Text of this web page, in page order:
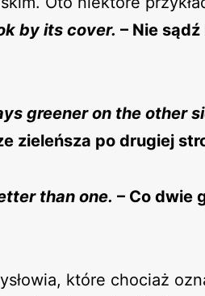
by its cover. – Nie
greener on the other
zieleńsza po drugiej
than one. – Co dwie
które chociaż